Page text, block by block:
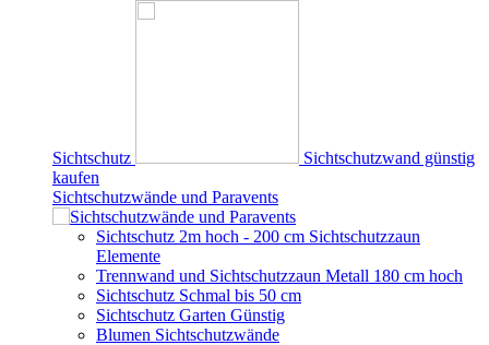
Sichtschutz
Sichtschutzwand günstig
kaufen
Sichtschutzwände und Paravents
Sichtschutz 2m hoch - 200 cm Sichtschutzzaun
Elemente
Trennwand und Sichtschutzzaun Metall 180 cm hoch
Sichtschutz Schmal bis 50 cm
Sichtschutz Garten Günstig
Blumen Sichtschutzwände